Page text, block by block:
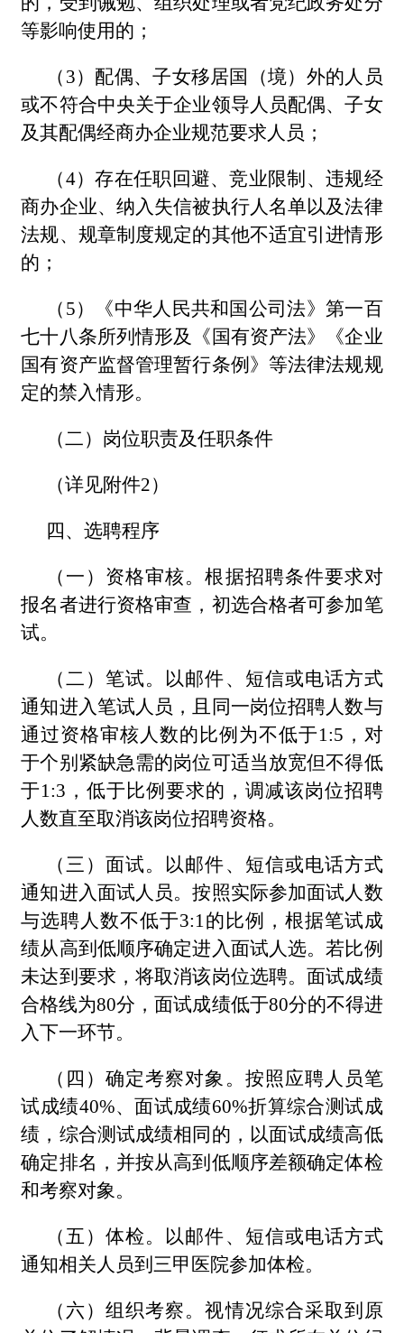
等影响使用的；
（3）配偶、子女移居国（境）外的人员
或不符合中央关于企业领导人员配偶、子女
及其配偶经商办企业规范要求人员；
（4）存在任职回避、竞业限制、违规经
商办企业、纳入失信被执行人名单以及法律
法规、规章制度规定的其他不适宜引进情形
的；
（5）《中华人民共和国公司法》第一百
七十八条所列情形及《国有资产法》《企业
国有资产监督管理暂行条例》等法律法规规
定的禁入情形。
（二）岗位职责及任职条件
（详见附件2）
四、选聘程序
（一）资格审核。根据招聘条件要求对
报名者进行资格审查，初选合格者可参加笔
试。
（二）笔试。以邮件、短信或电话方式
通知进入笔试人员，且同一岗位招聘人数与
通过资格审核人数的比例为不低于1:5，对
于个别紧缺急需的岗位可适当放宽但不得低
于1:3，低于比例要求的，调减该岗位招聘
人数直至取消该岗位招聘资格。
（三）面试。以邮件、短信或电话方式
通知进入面试人员。按照实际参加面试人数
与选聘人数不低于3:1的比例，根据笔试成
绩从高到低顺序确定进入面试人选。若比例
未达到要求，将取消该岗位选聘。面试成绩
合格线为80分，面试成绩低于80分的不得进
入下一环节。
（四）确定考察对象。按照应聘人员笔
试成绩40%、面试成绩60%折算综合测试成
绩，综合测试成绩相同的，以面试成绩高低
确定排名，并按从高到低顺序差额确定体检
和考察对象。
（五）体检。以邮件、短信或电话方式
通知相关人员到三甲医院参加体检。
（六）组织考察。视情况综合采取到原